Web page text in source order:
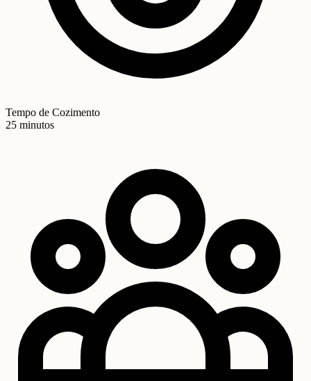
Tempo de Cozimento
25 minutos